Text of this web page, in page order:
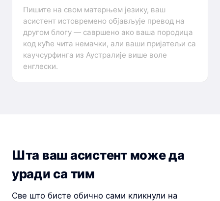
Пишите на свом матерњем језику, ваш
асистент истовремено објављује превод на
другом блогу — савршено ако ваша породица
код куће чита немачки, али ваши пријатељи са
каучсурфинга из Аустралије више воле
енглески.
Шта ваш асистент може да
уради са тим
Све што бисте обично сами кликнули на